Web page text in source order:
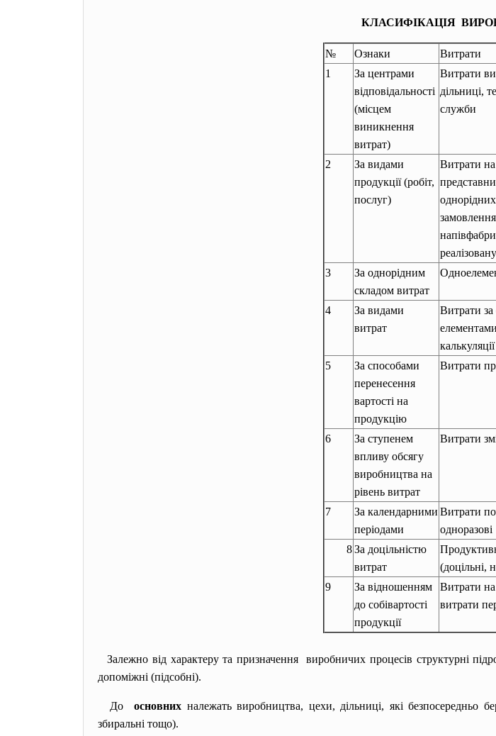
КЛАСИФІКАЦІЯ
№ Ознаки
Витрати
1
За центрами
відповідальності
(місцем
виникнення
витрат)
Витрати
дільниці,
служби
2
За видами
продукції (робіт,
послуг)
Витрати
3
За однорідним
складом витрат
4
За видами
витрат
Витрати
калькуляції
5
За способами
перенесення
вартості на
продукцію
Витрати
6
За ступенем
впливу обсягу
виробництва на
рівень витрат
Витрати
7
За календарними
періодами
Витрати
одноразові
8За доцільністю
витрат
(доцільні,
9
За відношенням
до собівартості
продукції
Витрати
витрати
Залежно від характеру та призначення виробничих процесів структурні
допоміжні (підсобні).
До основних належать виробництва, цехи, дільниці, які безпосередньо
збиральні тощо).